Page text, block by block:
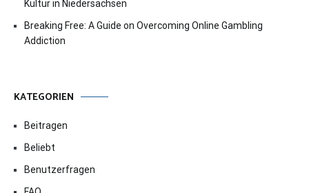
Kultur in Niedersachsen
Breaking Free: A Guide on Overcoming Online Gambling
Addiction
KATEGORIEN
Beitragen
Beliebt
Benutzerfragen